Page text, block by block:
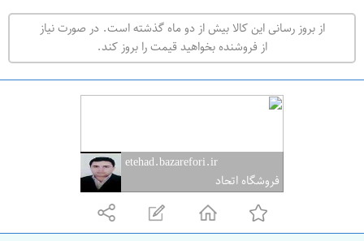
ت
ه
ر
ا
از بروز رسانی این کالا بیش از دو ماه گذشته است. در صورت نیاز
از فروشنده بخواهید قیمت را بروز کند.
etehad.bazarefori.ir
فروشگاه اتحاد